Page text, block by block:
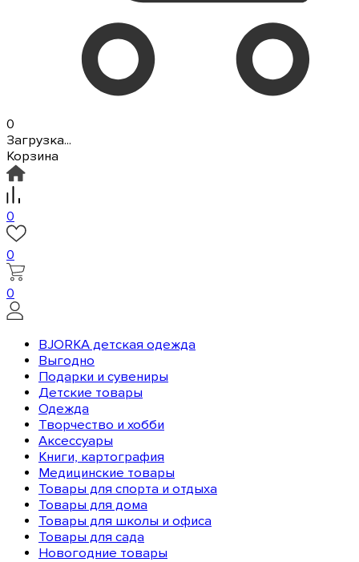
0
Загрузка...
Корзина
0
0
0
BJORKA детская одежда
Выгодно
Подарки и сувениры
Детские товары
Одежда
Творчество и хобби
Аксессуары
Книги, картография
Медицинские товары
Товары для спорта и отдыха
Товары для дома
Товары для школы и офиса
Товары для сада
Новогодние товары